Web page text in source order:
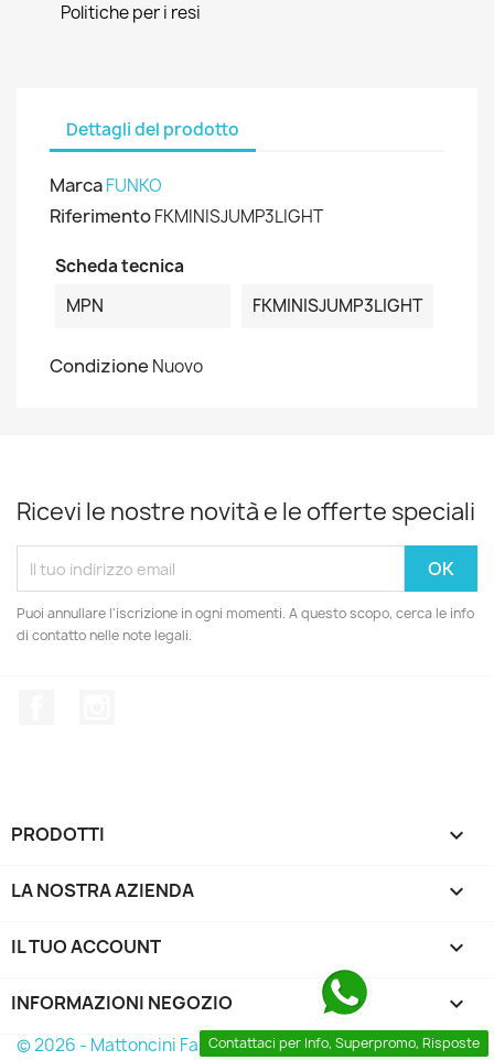
Politiche per i resi
Dettagli del prodotto
MarcaFUNKO
RiferimentoFKMINISJUMP3LIGHT
Scheda tecnica
MPN
FKMINISJUMP3LIGHT
Condizione Nuovo
Ricevi le nostre novità e le offerte speciali
Puoi annullare l'iscrizione in ogni momenti. A questo scopo, cerca le info
di contatto nelle note legali.
PRODOTTI 
LA NOSTRA AZIENDA 
IL TUO ACCOUNT 
INFORMAZIONI NEGOZIO keyboard_arrow_down
Contattaci per Info, Superpromo, Risposte
© 2026 - Mattoncini Famosi